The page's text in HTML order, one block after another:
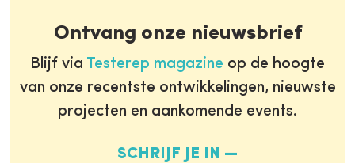
Ontvang onze nieuwsbrief
Blijf via Testerep magazine op de hoogte
van onze recentste ontwikkelingen, nieuwste
projecten en aankomende events.
SCHRIJF JE IN